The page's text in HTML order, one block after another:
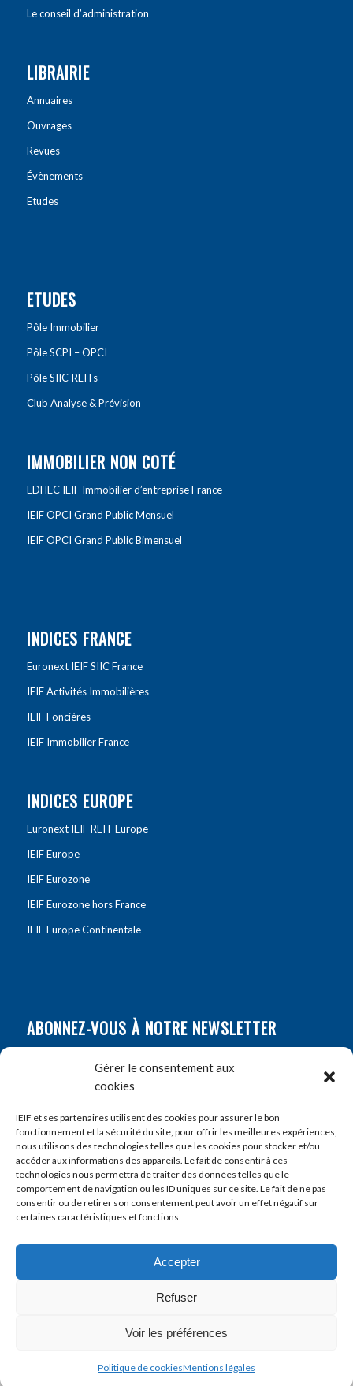
Gérer le consentement aux
cookies
IEIF et ses partenaires utilisent des cookies pour assurer le bon
fonctionnement et la sécurité du site, pour offrir les meilleures expériences,
nous utilisons des technologies telles que les cookies pour stocker et/ou
accéder aux informations des appareils. Le fait de consentir à ces
technologies nous permettra de traiter des données telles que le
comportement de navigation ou les ID uniques sur ce site. Le fait de ne pas
consentir ou de retirer son consentement peut avoir un effet négatif sur
certaines caractéristiques et fonctions.
Accepter
Refuser
Voir les préférences
Politique de cookiesMentions légales
Le conseil d’administration
LIBRAIRIE
Annuaires
Ouvrages
Revues
Évènements
Etudes
ETUDES
Pôle Immobilier
Pôle SCPI – OPCI
Pôle SIIC-REITs
Club Analyse & Prévision
IMMOBILIER NON COTÉ
EDHEC IEIF Immobilier d’entreprise France
IEIF OPCI Grand Public Mensuel
IEIF OPCI Grand Public Bimensuel
INDICES FRANCE
Euronext IEIF SIIC France
IEIF Activités Immobilières
IEIF Foncières
IEIF Immobilier France
INDICES EUROPE
Euronext IEIF REIT Europe
IEIF Europe
IEIF Eurozone
IEIF Eurozone hors France
IEIF Europe Continentale
ABONNEZ-VOUS À NOTRE NEWSLETTER
Prénom
E-mail*
Mentions légales
Contact Politique de cookies (UE)